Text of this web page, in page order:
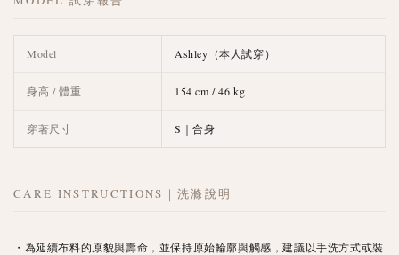
Model Ashley（本人試穿）
身高 / 體重 154 cm / 46 kg
穿著尺寸 S｜合身
CARE INSTRUCTIONS｜洗滌說明
・為延續布料的原貌與壽命，並保持原始輪廓與觸感，建議以手洗方式或裝